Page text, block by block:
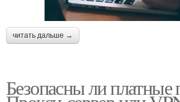
читать дальше →
Безопасны ли платные